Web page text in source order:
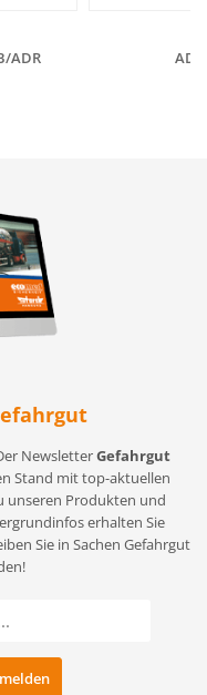
ADR
NewsletterGefahrgut
Stand mit top-aktuellen
unseren Produkten und
erhalten Sie
Sie in Sachen Gefahrgut